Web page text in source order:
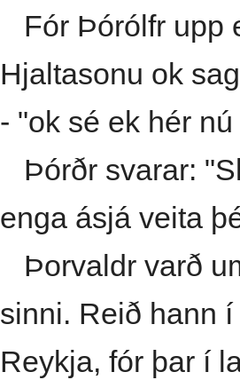
Fór Þórólfr upp
Hjaltasonu ok
- "ok sé ek hér
Þórðr svarar:
enga ásjá veita
Þorvaldr varð
sinni. Reið hann
Reykja, fór þar í